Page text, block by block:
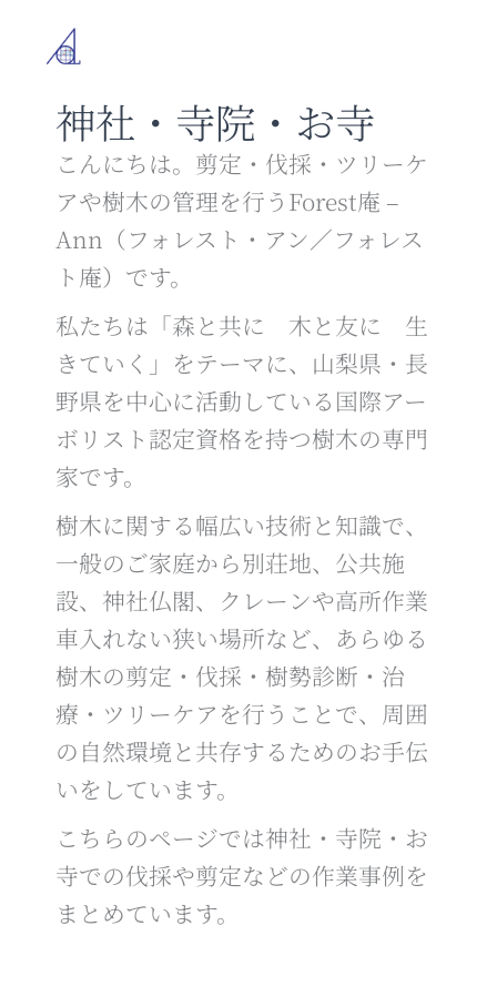
神社・寺院・お寺
こんにちは。剪定・伐採・ツリーケ
アや樹木の管理を行うForest庵 –
Ann（フォレスト・アン／フォレス
ト庵）です。
私たちは「森と共に 木と友に 生
きていく」をテーマに、山梨県・長
野県を中心に活動している国際アー
ボリスト認定資格を持つ樹木の専門
家です。
樹木に関する幅広い技術と知識で、
一般のご家庭から別荘地、公共施
設、神社仏閣、クレーンや高所作業
車入れない狭い場所など、あらゆる
樹木の剪定・伐採・樹勢診断・治
療・ツリーケアを行うことで、周囲
の自然環境と共存するためのお手伝
いをしています。
こちらのページでは神社・寺院・お
寺での伐採や剪定などの作業事例を
まとめています。